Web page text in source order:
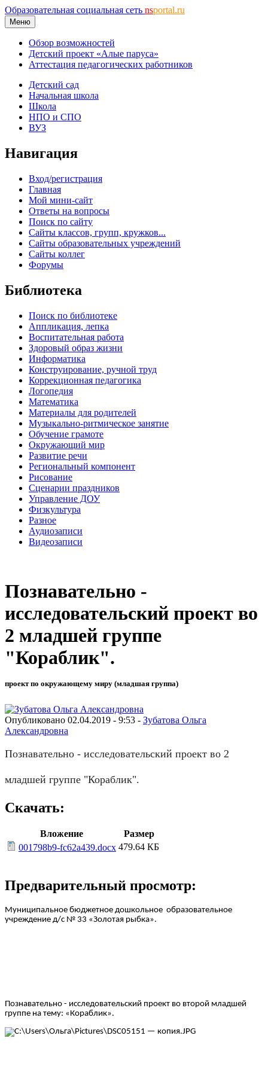
Образовательная социальная сеть nsportal.ru
Меню
Обзор возможностей
Детский проект «Алые паруса»
Аттестация педагогических работников
Детский сад
Начальная школа
Школа
НПО и СПО
ВУЗ
Навигация
Вход/регистрация
Главная
Мой мини-сайт
Ответы на вопросы
Поиск по сайту
Сайты классов, групп, кружков...
Сайты образовательных учреждений
Сайты коллег
Форумы
Библиотека
Поиск по библиотеке
Аппликация, лепка
Воспитательная работа
Здоровый образ жизни
Информатика
Конструирование, ручной труд
Коррекционная педагогика
Логопедия
Математика
Материалы для родителей
Музыкально-ритмическое занятие
Обучение грамоте
Окружающий мир
Развитие речи
Региональный компонент
Рисование
Сценарии праздников
Управление ДОУ
Физкультура
Разное
Аудиозаписи
Видеозаписи
Познавательно -
исследовательский проект во
2 младшей группе
"Кораблик".
проект по окружающему миру (младшая группа)
Опубликовано 02.04.2019 - 9:53 - Зубатова Ольга
Александровна
Познавательно - исследовательский проект во 2
младшей группе "Кораблик".
Скачать:
Вложение
Размер
001798b9-fc62a439.docx 479.64 КБ
Предварительный просмотр:
Муниципальное бюджетное дошкольное образовательное
учреждение д/с № 33 «Золотая рыбка».
Познавательно - исследовательский проект во второй младшей
группе на тему: «Кораблик».